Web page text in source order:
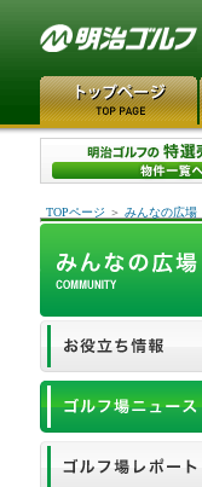
TOPページ ＞ みんなの広場